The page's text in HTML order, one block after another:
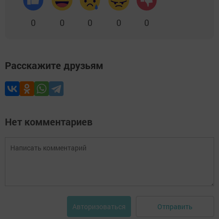
0 0 0 0 0
Расскажите друзьям
Нет комментариев
Авторизоваться Отправить